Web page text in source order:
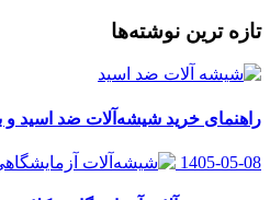
تازه ترین نوشته‌ها
راهنمای خرید شیشه‌آلات ضد اسید و
1405-05-08